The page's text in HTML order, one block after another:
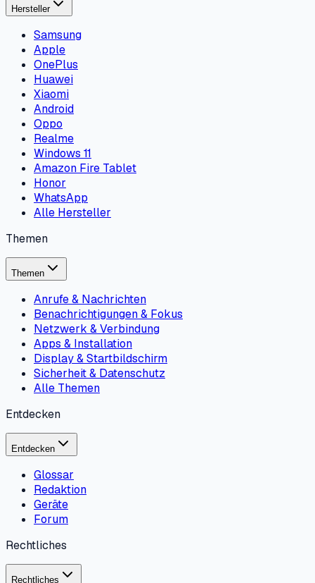
Hersteller
Samsung
Apple
OnePlus
Huawei
Xiaomi
Android
Oppo
Realme
Windows 11
Amazon Fire Tablet
Honor
WhatsApp
Alle Hersteller
Themen
Themen
Anrufe & Nachrichten
Benachrichtigungen & Fokus
Netzwerk & Verbindung
Apps & Installation
Display & Startbildschirm
Sicherheit & Datenschutz
Alle Themen
Entdecken
Entdecken
Glossar
Redaktion
Geräte
Forum
Rechtliches
Rechtliches